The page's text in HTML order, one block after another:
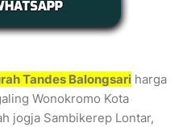
Tandes Balongsari harga
Wonokromo Kota
jogja Sambikerep Lontar,